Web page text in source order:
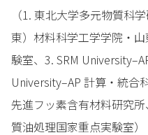
（1. 東北大学多元物質科
東）材料科学工学学院・
験室、3. SRM
University–AP 計算・統合
先進フッ素含有材料研究
質油処理国家重点実験室）